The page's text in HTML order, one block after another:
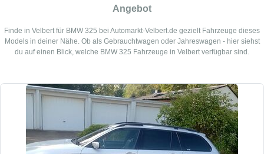
Angebot
Finde in Velbert für BMW 325 bei Automarkt-Velbert.de gezielt Fahrzeuge dieses
Models in deiner Nähe. Ob als Gebrauchtwagen oder Jahreswagen - hier siehst
du auf einen Blick, welche BMW 325 Fahrzeuge in Velbert verfügbar sind.